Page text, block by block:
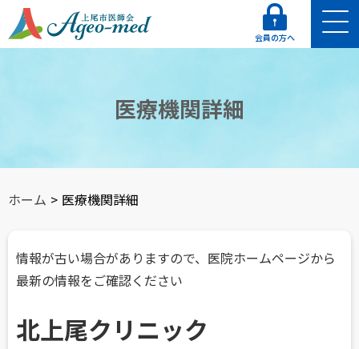
会員の方へ
医療機関詳細
ホーム > 医療機関詳細
情報が古い場合がありますので、医院ホームページから
最新の情報をご確認ください
北上尾クリニック